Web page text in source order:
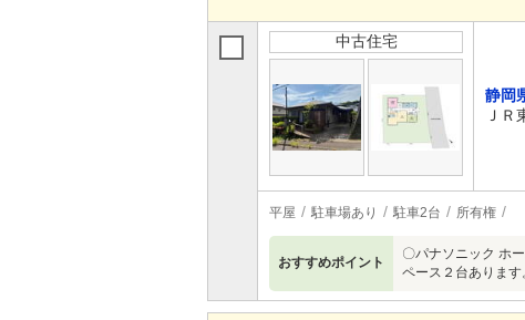
中古住宅
静岡
Ｊ
平屋 駐車場あり 駐車2台 所有権
おすすめポイント
〇パナソニック ホ
ペース２台ありま